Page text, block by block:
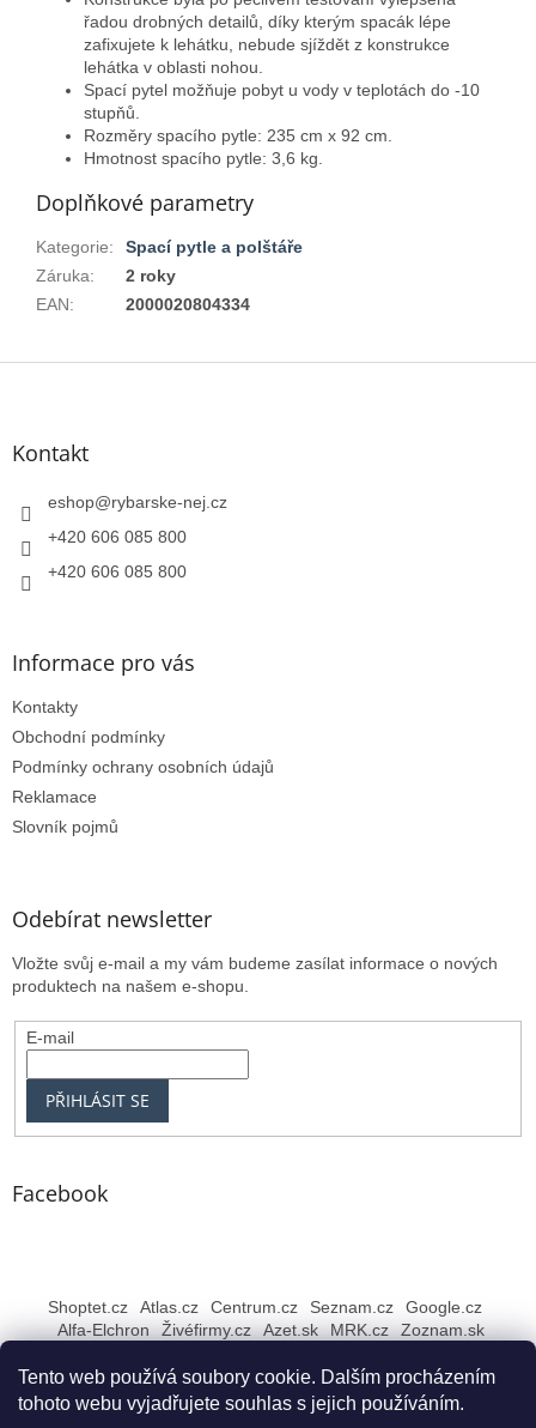
Tento web používá soubory cookie. Dalším procházením
tohoto webu vyjadřujete souhlas s jejich používáním.
řadou drobných detailů, díky kterým spacák lépe
zafixujete k lehátku, nebude sjíždět z konstrukce
lehátka v oblasti nohou.
Spací pytel možňuje pobyt u vody v teplotách do -10
stupňů.
Rozměry spacího pytle: 235 cm x 92 cm.
Hmotnost spacího pytle: 3,6 kg.
Doplňkové parametry
Kategorie:
Spací pytle a polštáře
Záruka:
2 roky
EAN: 2000020804334
Z
Kontakt
eshop@rybarske-nej.cz
+420 606 085 800
+420 606 085 800
Informace pro vás
Kontakty
Obchodní podmínky
Podmínky ochrany osobních údajů
Reklamace
Slovník pojmů
Odebírat newsletter
Vložte svůj e-mail a my vám budeme zasílat informace o nových
produktech na našem e-shopu.
E-mail
PŘIHLÁSIT SE
Facebook
Shoptet.cz Atlas.cz Centrum.cz Seznam.cz
Google.cz
Alfa-Elchron
Živéfirmy.cz Azet.sk MRK.cz Zoznam.sk